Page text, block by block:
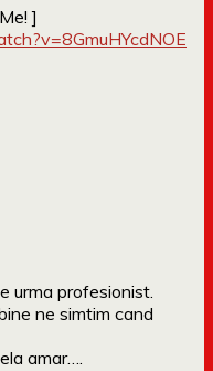
]
urma profesionist.
ne simtim cand
amar….